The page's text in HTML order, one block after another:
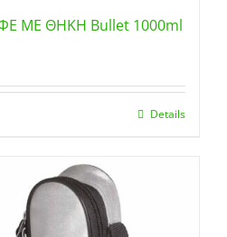
ΜΕ ΘΗΚΗ Bullet 1000ml
Details